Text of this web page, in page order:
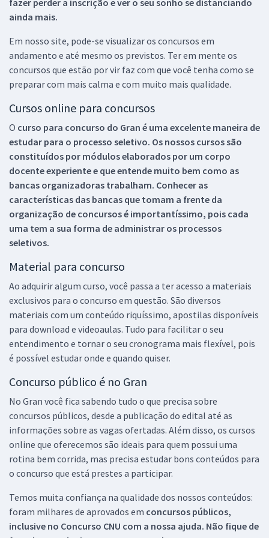
ainda mais.
Em nosso site, pode-se visualizar os concursos em
andamento e até mesmo os previstos. Ter em mente os
concursos que estão por vir faz com que você tenha como se
preparar com mais calma e com muito mais qualidade.
Cursos online para concursos
O curso para concurso do Gran é uma excelente maneira de
estudar para o processo seletivo. Os nossos cursos são
constituídos por módulos elaborados por um corpo
docente experiente e que entende muito bem como as
bancas organizadoras trabalham. Conhecer as
características das bancas que tomam a frente da
organização de concursos é importantíssimo, pois cada
uma tem a sua forma de administrar os processos
seletivos.
Material para concurso
Ao adquirir algum curso, você passa a ter acesso a materiais
exclusivos para o concurso em questão. São diversos
materiais com um conteúdo riquíssimo, apostilas disponíveis
para download e videoaulas. Tudo para facilitar o seu
entendimento e tornar o seu cronograma mais flexível, pois
é possível estudar onde e quando quiser.
Concurso público é no Gran
No Gran você fica sabendo tudo o que precisa sobre
concursos públicos, desde a publicação do edital até as
informações sobre as vagas ofertadas. Além disso, os cursos
online que oferecemos são ideais para quem possui uma
rotina bem corrida, mas precisa estudar bons conteúdos para
o concurso que está prestes a participar.
Temos muita confiança na qualidade dos nossos conteúdos:
foram milhares de aprovados em concursos públicos,
inclusive no Concurso CNU com a nossa ajuda. Não fique de